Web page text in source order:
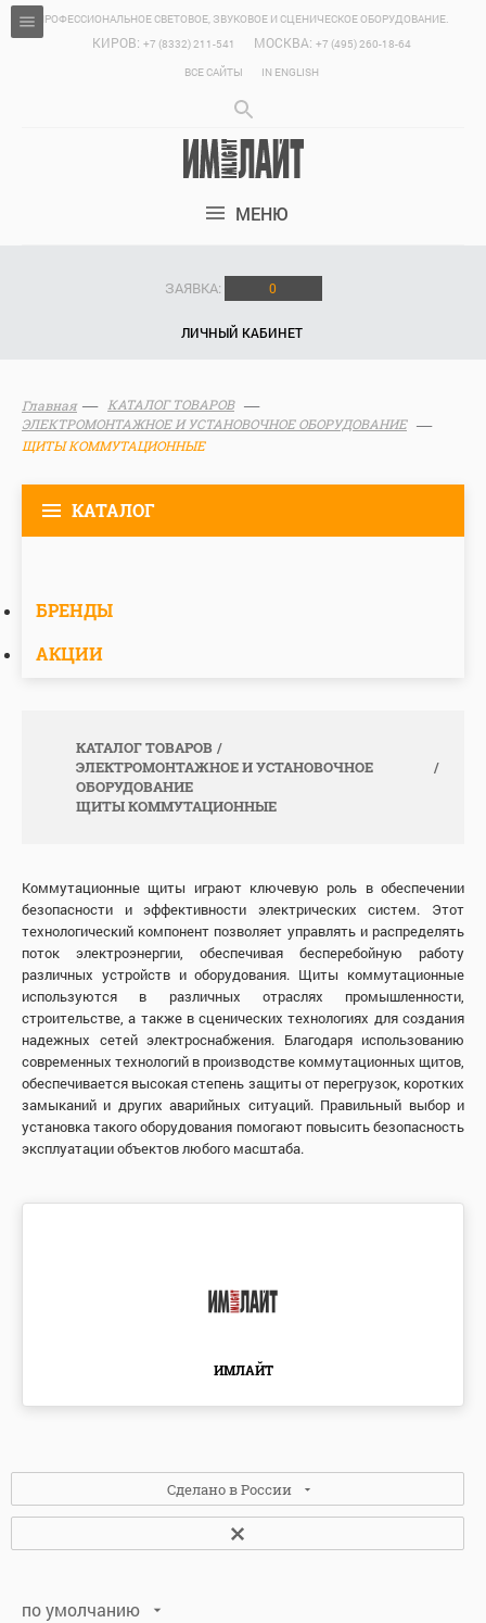
ПРОФЕССИОНАЛЬНОЕ СВЕТОВОЕ, ЗВУКОВОЕ И СЦЕНИЧЕСКОЕ ОБОРУДОВАНИЕ.
КИРОВ: +7 (8332) 211-541 МОСКВА: +7 (495) 260-18-64
ВСЕ САЙТЫ
IN ENGLISH
МЕНЮ
ЗАЯВКА: 0
ЛИЧНЫЙ КАБИНЕТ
Главная
КАТАЛОГ ТОВАРОВ
ЭЛЕКТРОМОНТАЖНОЕ И УСТАНОВОЧНОЕ ОБОРУДОВАНИЕ
ЩИТЫ КОММУТАЦИОННЫЕ
КАТАЛОГ
БРЕНДЫ
АКЦИИ
КАТАЛОГ ТОВАРОВ
ЭЛЕКТРОМОНТАЖНОЕ И УСТАНОВОЧНОЕ
ОБОРУДОВАНИЕ
ЩИТЫ КОММУТАЦИОННЫЕ
Коммутационные щиты играют ключевую роль в обеспечении
безопасности и эффективности электрических систем. Этот
технологический компонент позволяет управлять и распределять
поток электроэнергии, обеспечивая бесперебойную работу
различных устройств и оборудования. Щиты коммутационные
используются в различных отраслях промышленности,
строительстве, а также в сценических технологиях для создания
надежных сетей электроснабжения. Благодаря использованию
современных технологий в производстве коммутационных щитов,
обеспечивается высокая степень защиты от перегрузок, коротких
замыканий и других аварийных ситуаций. Правильный выбор и
установка такого оборудования помогают повысить безопасность
эксплуатации объектов любого масштаба.
ИМЛАЙТ
Сделано в России
по умолчанию